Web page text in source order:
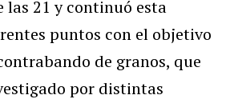
las 21 y continuó esta
puntos con el objetivo
de granos, que
por distintas